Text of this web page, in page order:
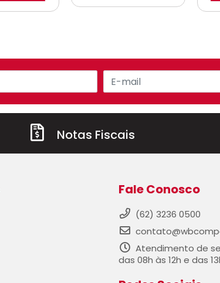
Notas Fiscais
Fale Conosco
(62) 3236 0500
Atendimento de
das 08h às 12h e das